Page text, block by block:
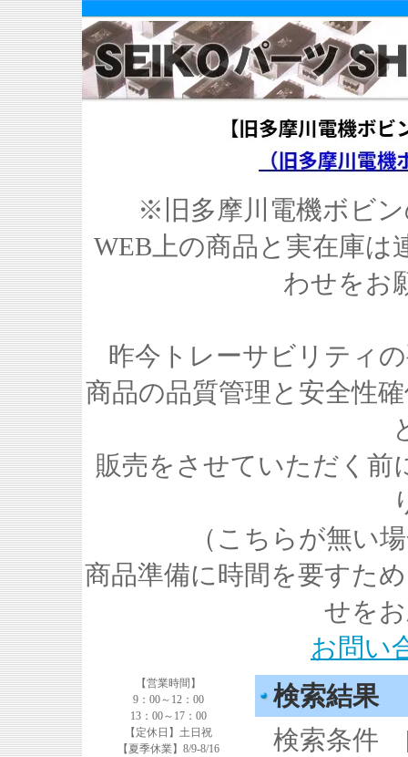
※旧多摩川電機ボビ
WEB上の商品と実在庫
わせをお
昨今トレーサビリティ
商品の品質管理と安全性
販売をさせていただく前
（こちらが無い
商品準備に時間を要すた
せを
お問い
【営業時間】
9：00～12：00
13：00～17：00
【定休日】土日祝
【夏季休業】8/9-8/16
検索結果
検索条件